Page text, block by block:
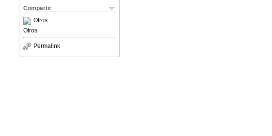
Compartir
Otros
Otros
Permalink